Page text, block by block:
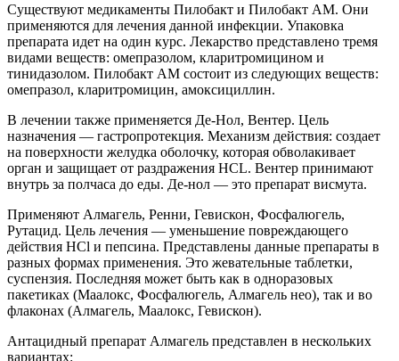
Существуют медикаменты Пилобакт и Пилобакт АМ. Они
применяются для лечения данной инфекции. Упаковка
препарата идет на один курс. Лекарство представлено тремя
видами веществ: омепразолом, кларитромицином и
тинидазолом. Пилобакт АМ состоит из следующих веществ:
омепразол, кларитромицин, амоксициллин.
В лечении также применяется Де-Нол, Вентер. Цель
назначения — гастропротекция. Механизм действия: создает
на поверхности желудка оболочку, которая обволакивает
орган и защищает от раздражения HCL. Вентер принимают
внутрь за полчаса до еды. Де-нол — это препарат висмута.
Применяют Алмагель, Ренни, Гевискон, Фосфалюгель,
Рутацид. Цель лечения — уменьшение повреждающего
действия НСl и пепсина. Представлены данные препараты в
разных формах применения. Это жевательные таблетки,
суспензия. Последняя может быть как в одноразовых
пакетиках (Маалокс, Фосфалюгель, Алмагель нео), так и во
флаконах (Алмагель, Маалокс, Гевискон).
Антацидный препарат Алмагель представлен в нескольких
вариантах: